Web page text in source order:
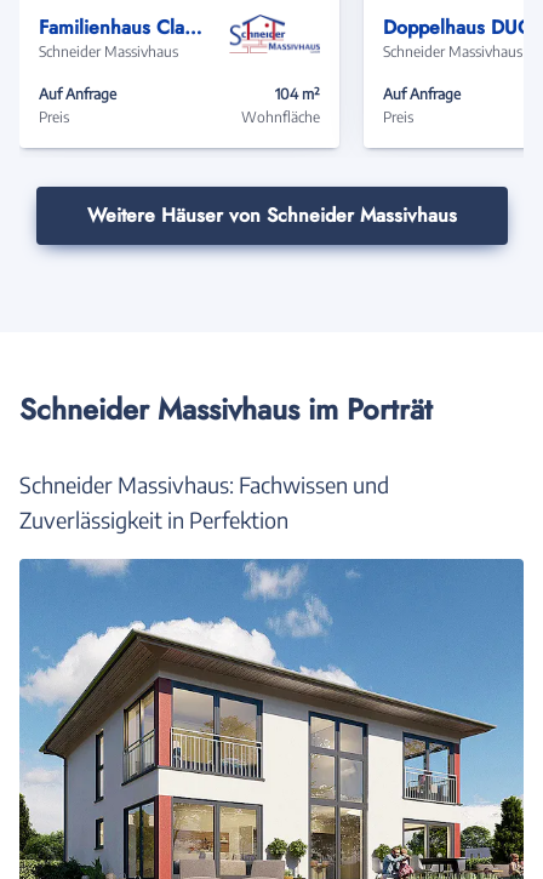
Familienhaus Classic-Line 74
Schneider Massivhaus
Auf Anfrage
Preis
104 m²
Wohnfläche
Schneider Massivhaus
Auf Anfrage
Preis
Weitere Häuser von Schneider Massivhaus
Schneider Massivhaus im Porträt
Schneider Massivhaus: Fachwissen und
Zuverlässigkeit in Perfektion